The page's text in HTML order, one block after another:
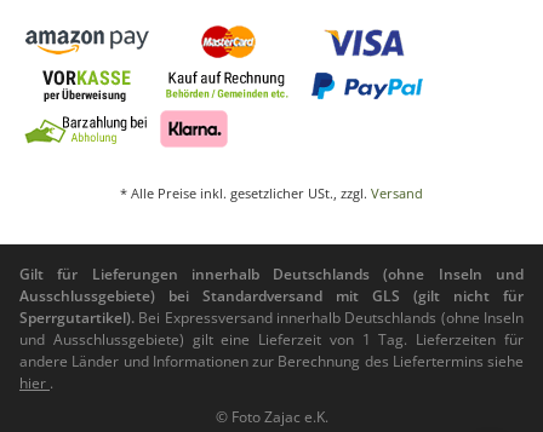
* Alle Preise inkl. gesetzlicher USt., zzgl. Versand
Gilt für Lieferungen innerhalb Deutschlands (ohne Inseln und
Ausschlussgebiete) bei Standardversand mit GLS (gilt nicht für
Sperrgutartikel). Bei Expressversand innerhalb Deutschlands (ohne Inseln
und Ausschlussgebiete) gilt eine Lieferzeit von 1 Tag. Lieferzeiten für
andere Länder und Informationen zur Berechnung des Liefertermins siehe
hier .
© Foto Zajac e.K.